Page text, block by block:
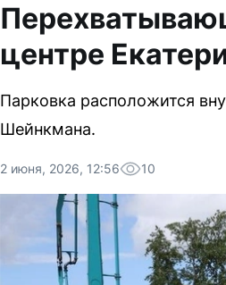
центре
Парковка расположится
Шейнкмана.
2 июня, 2026, 12:56 10